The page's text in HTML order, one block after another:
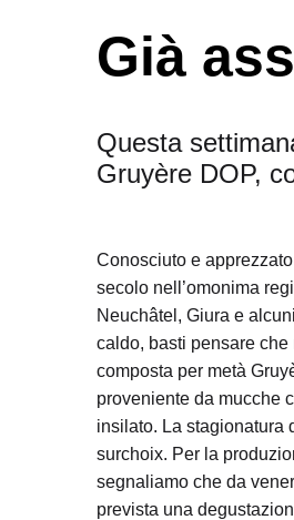
Già
Questa
Gruyère DOP,
Conosciuto e
secolo nell’omonima
Neuchâtel, Giura e
caldo, basti pensare
composta per metà
proveniente da mucche
insilato. La stagionatura
surchoix. Per la
segnaliamo che da
prevista una